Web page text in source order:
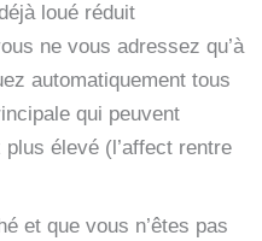
loué réduit
ne vous adressez qu’à
automatiquement tous
qui peuvent
élevé (l’affect rentre
et que vous n’êtes pas